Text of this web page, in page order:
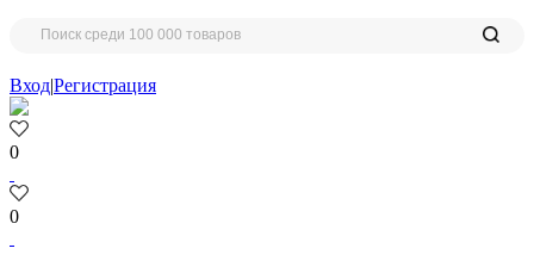
Вход|Регистрация
0
0